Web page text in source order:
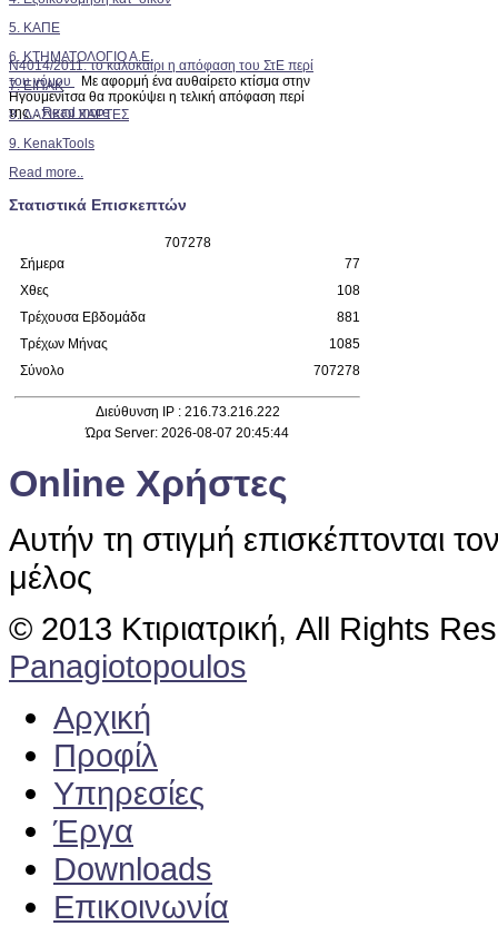
Ν4014/2011: το καλοκαίρι η απόφαση του ΣτΕ περί
του νόμου
Με αφορμή ένα αυθαίρετο κτίσμα στην
Ηγουμενίτσα θα προκύψει η τελική απόφαση περί
της...Read more
5. ΚΑΠΕ
6. ΚΤΗΜΑΤΟΛΟΓΙΟ Α.Ε.
7. ΕΙΠΑΚ
8. ΔΑΣΙΚΟΙ ΧΑΡΤΕΣ
9. KenakTools
Read more..
Στατιστικά Επισκεπτών
707278
Σήμερα
Χθες
Τρέχουσα Εβδομάδα
Τρέχων Μήνας
Σύνολο
77
108
881
1085
707278
Διεύθυνση IP : 216.73.216.222
Ώρα Server: 2026-08-07 20:45:44
Online Χρήστες
Αυτήν τη στιγμή επισκέπτονται
μέλος
© 2013 Κτιριατρική, All Rights
Panagiotopoulos
Αρχική
Προφίλ
Υπηρεσίες
Έργα
Downloads
Επικοινωνία